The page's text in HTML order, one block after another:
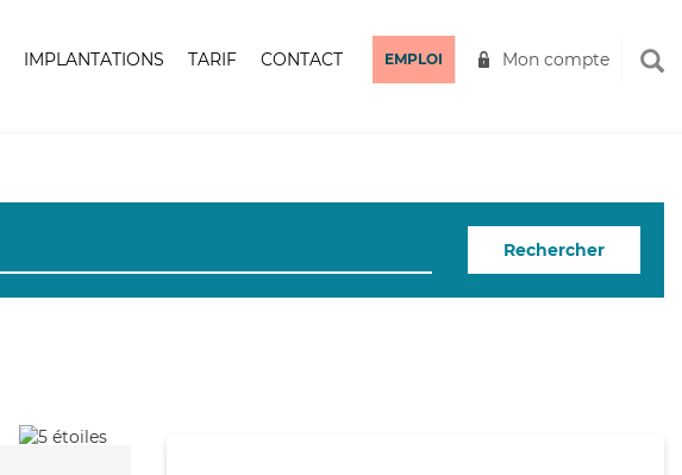
IMPLANTATIONS TARIF CONTACT EMPLOI Mon compte
Rechercher